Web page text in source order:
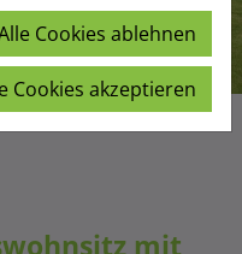
mit
Cookies ablehnen
Cookies akzeptieren